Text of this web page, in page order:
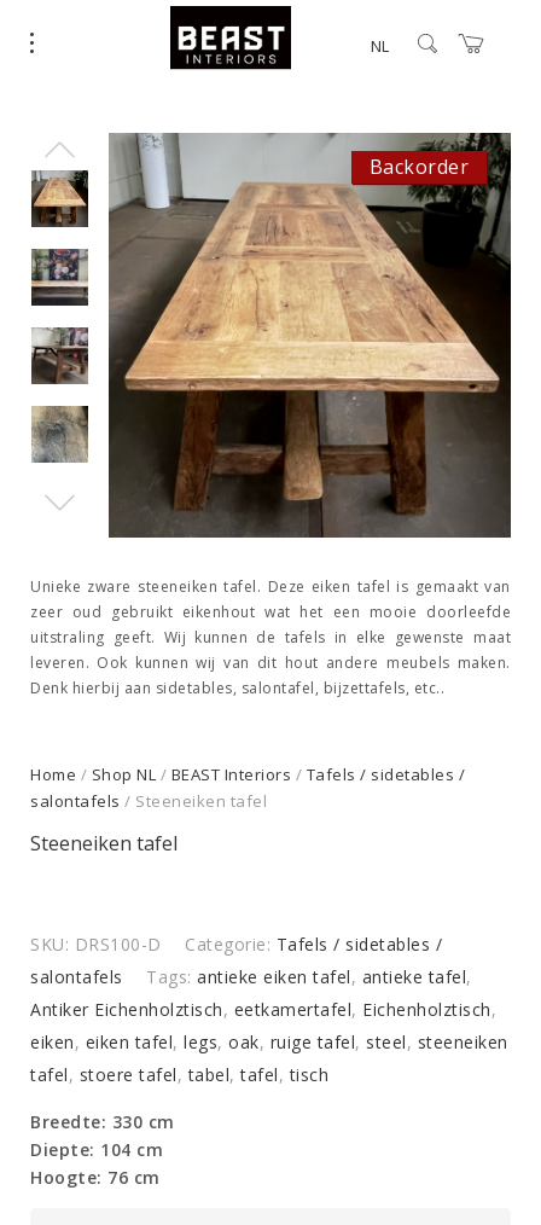
NL
Backorder
Unieke zware steeneiken tafel. Deze eiken tafel is gemaakt van
zeer oud gebruikt eikenhout wat het een mooie doorleefde
uitstraling geeft. Wij kunnen de tafels in elke gewenste maat
leveren. Ook kunnen wij van dit hout andere meubels maken.
Denk hierbij aan sidetables, salontafel, bijzettafels, etc..
Home / Shop NL / BEAST Interiors / Tafels / sidetables /
salontafels / Steeneiken tafel
Steeneiken tafel
SKU: DRS100-D Categorie: Tafels / sidetables /
salontafels
Tags: antieke eiken tafel, antieke tafel,
Antiker Eichenholztisch, eetkamertafel, Eichenholztisch,
eiken, eiken tafel, legs, oak, ruige tafel, steel, steeneiken
tafel, stoere tafel,tabel,tafel,tisch
Breedte: 330 cm
Diepte: 104 cm
Hoogte: 76 cm